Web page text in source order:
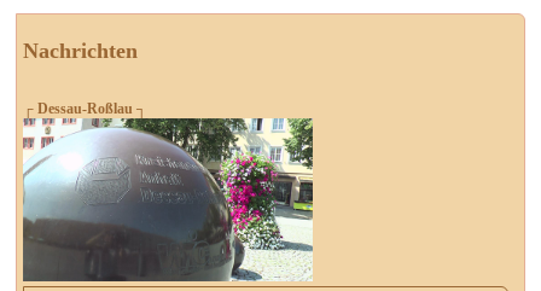
Nachrichten
┌ Dessau-Roßlau ┐